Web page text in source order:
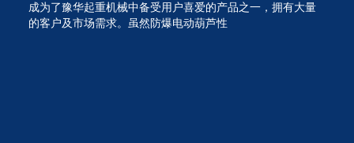
成为了豫华起重机械中备受用户喜爱的产品之一，拥有大量
的客户及市场需求。虽然防爆电动葫芦性